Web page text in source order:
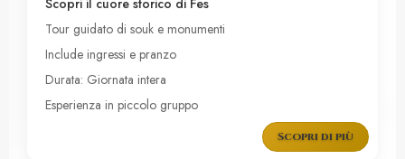
Scopri il cuore storico di Fes
Tour guidato di souk e monumenti
Include ingressi e pranzo
Durata: Giornata intera
Esperienza in piccolo gruppo
Scopri di più